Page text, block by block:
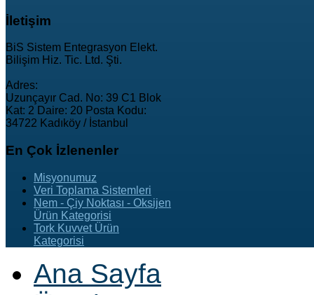
İletişim
BiS Sistem Entegrasyon Elekt.
Bilişim Hiz. Tic. Ltd. Şti.
Adres:
Uzunçayır Cad. No: 39 C1 Blok
Kat: 2 Daire: 20 Posta Kodu:
34722 Kadıköy / İstanbul
En Çok İzlenenler
Misyonumuz
Veri Toplama Sistemleri
Nem - Çiy Noktası - Oksijen
Ürün Kategorisi
Tork Kuvvet Ürün
Kategorisi
Ana Sayfa